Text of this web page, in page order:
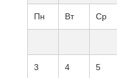
Пн Вт Ср
3 4 5